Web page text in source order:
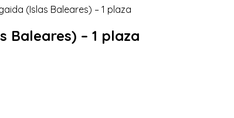
Baleares) – 1 plaza